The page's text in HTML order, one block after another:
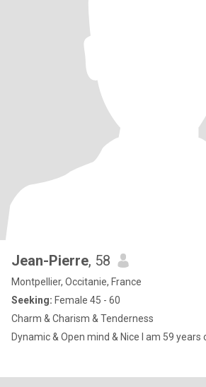
Jean-Pierre, 58
Montpellier, Occitanie, France
Seeking: Female 45 - 60
Charm & Charism & Tenderness
Dynamic & Open mind & Nice I am 59 years